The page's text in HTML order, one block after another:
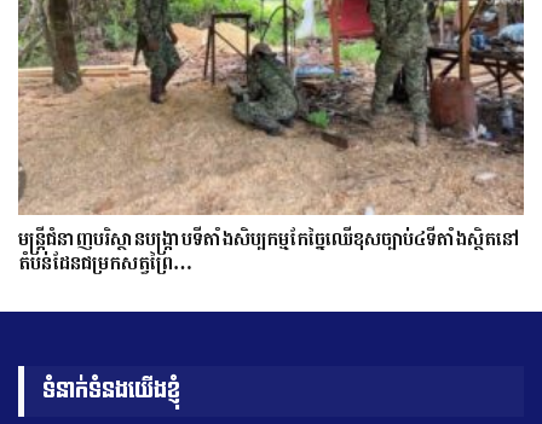
មន្ត្រីជំនាញបរិស្ថានបង្រ្កាបទីតាំងសិប្បកម្មកែច្នៃឈើខុសច្បាប់៤ទីតាំងស្ថិតនៅ
តំបន់ដែនជម្រកសត្វព្រៃ…
ទំនាក់ទំនងយើងខ្ញុំ